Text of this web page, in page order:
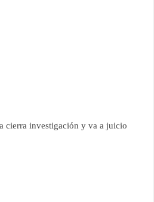
cierra investigación y va a juicio